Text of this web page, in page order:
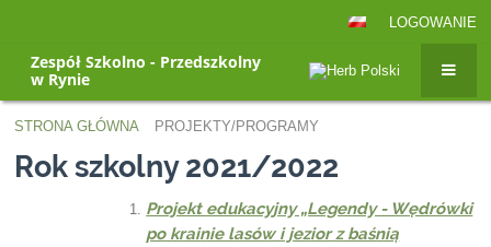
LOGOWANIE
Zespół Szkolno - Przedszkolny
w Rynie
STRONA GŁÓWNA PROJEKTY/PROGRAMY
Projekty/Programy
Rok szkolny 2021/2022
Projekt edukacyjny „Legendy - Wędrówki
po krainie lasów i jezior z baśnią